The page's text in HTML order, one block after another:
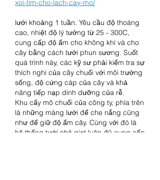
xoi-tim-cho-lach-cay-mo/
lưới khoảng 1 tuần. Yêu cầu độ thoáng
cao, nhiệt độ lý tưởng từ 25 - 300C,
cung cấp độ ẩm cho không khí và cho
cây bằng cách tưới phun sương. Suốt
quá trình này, các kỹ sư phải kiểm tra sự
thích nghi của cây chuối với môi trường
sống, độ cứng cáp của cây và khả
năng tiếp nạp dinh dưỡng của rễ.
Khu cấy mô chuối của công ty, phía trên
là những màng lưới để che nắng cũng
như để giữ độ ẩm cây. Cùng với đó là
hệ thống tưới nhỏ giọt luôn đủ cung cấp